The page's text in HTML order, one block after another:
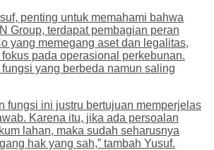
penting untuk memahami bahwa
Group, terdapat pembagian peran
yang memegang aset dan legalitas,
pada operasional perkebunan.
yang berbeda namun saling
fungsi ini justru bertujuan memperjelas
Karena itu, jika ada persoalan
lahan, maka sudah seharusnya
hak yang sah,” tambah Yusuf.